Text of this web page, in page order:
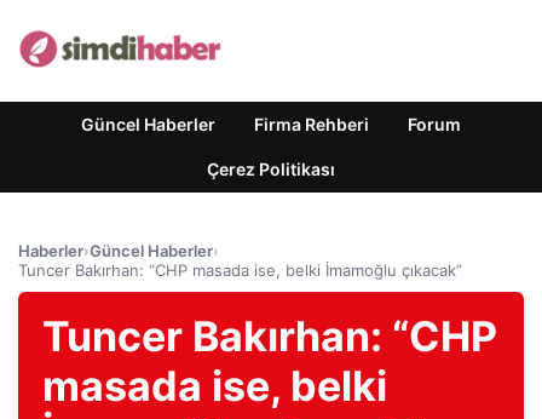
Güncel Haberler Firma Rehberi Forum
Çerez Politikası
Haberler›Güncel Haberler›
Tuncer Bakırhan: “CHP masada ise, belki İmamoğlu çıkacak”
Tuncer Bakırhan: “CHP
masada ise, belki